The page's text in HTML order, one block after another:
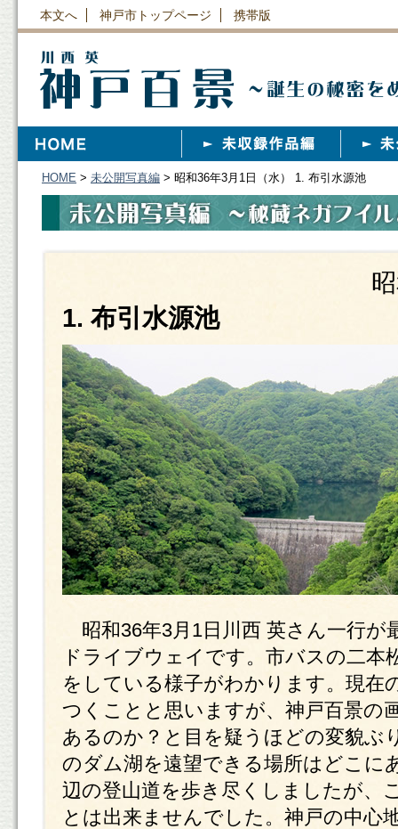
本文へ 神戸市トップページ 携帯版
HOME > 未公開写真編 > 昭和36年3月1日（水） 1. 布引水源池
1. 布引水源池
昭和36年3月1日川西 英さん一行が
ドライブウェイです。市バスの二本
をしている様子がわかります。現在
つくことと思いますが、神戸百景の
あるのか？と目を疑うほどの変貌ぶ
のダム湖を遠望できる場所はどこに
辺の登山道を歩き尽くしましたが、
とは出来ませんでした。神戸の中心